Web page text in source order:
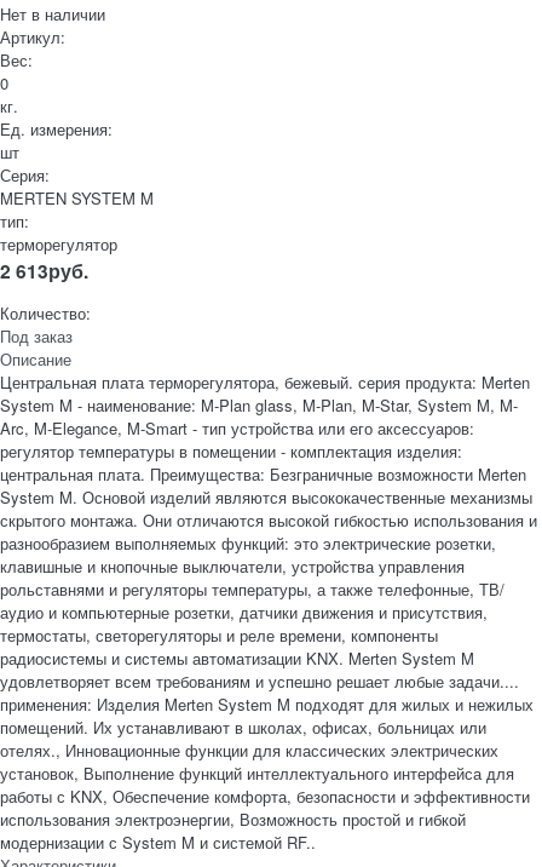
Нет в наличии
Артикул:
Вес:
0
кг.
Ед. измерения:
шт
Серия:
MERTEN SYSTEM M
тип:
терморегулятор
2 613руб.
Количество:
Под заказ
Описание
Центральная плата терморегулятора, бежевый. серия продукта: Merten
System M - наименование: M-Plan glass, M-Plan, M-Star, System M, M-
Arc, M-Elegance, M-Smart - тип устройства или его аксессуаров:
регулятор температуры в помещении - комплектация изделия:
центральная плата. Преимущества: Безграничные возможности Merten
System M. Основой изделий являются высококачественные механизмы
скрытого монтажа. Они отличаются высокой гибкостью использования и
разнообразием выполняемых функций: это электрические розетки,
клавишные и кнопочные выключатели, устройства управления
рольставнями и регуляторы температуры, а также телефонные, ТВ/
аудио и компьютерные розетки, датчики движения и присутствия,
термостаты, светорегуляторы и реле времени, компоненты
радиосистемы и системы автоматизации KNX. Merten System M
удовлетворяет всем требованиям и успешно решает любые задачи....
применения: Изделия Merten System M подходят для жилых и нежилых
помещений. Их устанавливают в школах, офисах, больницах или
отелях., Инновационные функции для классических электрических
установок, Выполнение функций интеллектуального интерфейса для
работы с KNX, Обеспечение комфорта, безопасности и эффективности
использования электроэнергии, Возможность простой и гибкой
модернизации с System M и системой RF..